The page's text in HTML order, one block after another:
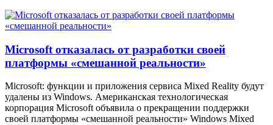
Microsoft отказалась от разработки своей
платформы «смешанной реальности»
Microsoft: функции и приложения сервиса Mixed Reality будут
удалены из Windows. Американская технологическая
корпорация Microsoft объявила о прекращении поддержки
своей платформы «смешанной реальности» Windows Mixed